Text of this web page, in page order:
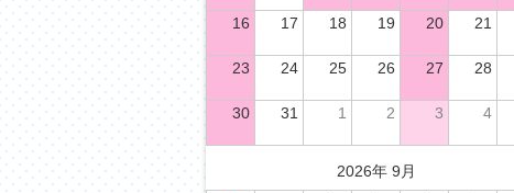
16 17 18 19 20 21
23 24 25 26 27 28
30 31 1 2 3 4
2026年 9月